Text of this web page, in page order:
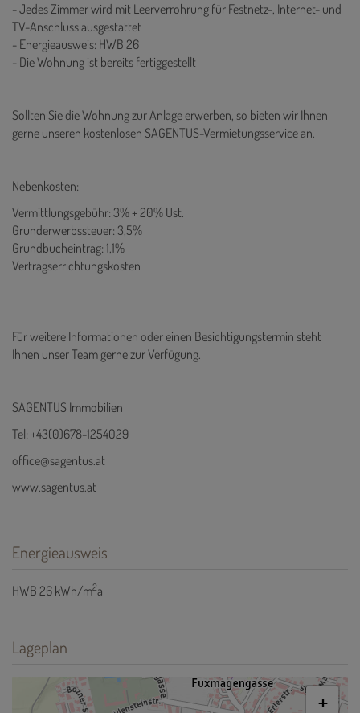
- Jedes Zimmer wird mit Leerverrohrung für Festnetz-, Internet- und
TV-Anschluss ausgestattet
- Energieausweis: HWB 26
- Die Wohnung ist bereits fertiggestellt
Sollten Sie die Wohnung zur Anlage erwerben, so bieten wir Ihnen
gerne unseren kostenlosen SAGENTUS-Vermietungsservice an.
Nebenkosten:
Vermittlungsgebühr: 3% + 20% Ust.
Grunderwerbssteuer: 3,5%
Grundbucheintrag: 1,1%
Vertragserrichtungskosten
Für weitere Informationen oder einen Besichtigungstermin steht
Ihnen unser Team gerne zur Verfügung.
SAGENTUS Immobilien
Tel: +43(0)678-1254029
office@sagentus.at
www.sagentus.at
Energieausweis
HWB 26 kWh/m2a
Lageplan
+